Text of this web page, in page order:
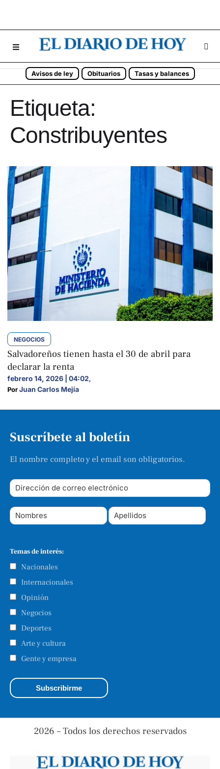
Avisos de ley Obituarios Tasas y balances
Etiqueta:
Constribuyentes
NEGOCIOS
Salvadoreños tienen hasta el 30 de abril para
declarar la renta
febrero 14, 2026 | 04:02,
Por Juan Carlos Mejía
Suscríbete al boletín
El nombre completo y el email son obligatorios.
Temas de interés:
Nacionales
Internacionales
Opinión
Negocios
Deportes
Arte y cultura
Gente y empresa
2026 – Todos los derechos reservados